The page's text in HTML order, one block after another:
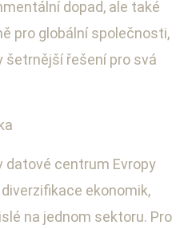
dopad, ale také
pro globální společnosti,
šetrnější řešení pro svá
datové centrum Evropy
ekonomik,
na jednom sektoru. Pro